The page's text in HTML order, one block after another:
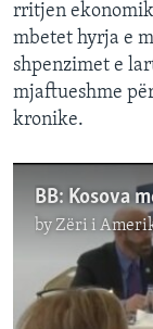
rritjen
mbetet hyrja e
shpenzimet e
mjaftueshme
kronike.
byZëri i
No